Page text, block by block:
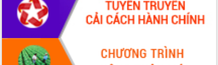
Kết nối tour, đẩy mạnh chuyển đổi số
để phát triển du lịch Đắk Lắk
Khởi động Dự án Đầu tư xây dựng hạ
tầng kỹ thuật Cụm công nghiệp Tân
Gặp mặt các cơ quan báo chí nhân Kỷ